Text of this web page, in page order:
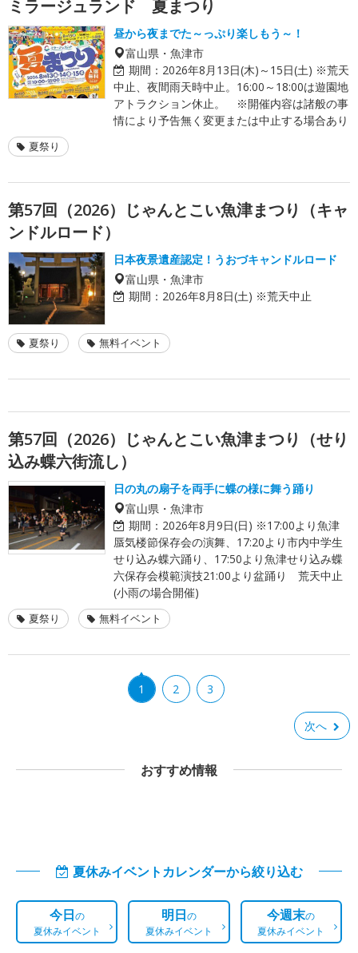
ミラージュランド 夏まつり
昼から夜までた～っぷり楽しもう～！
富山県・魚津市
期間： 2026年8月13日(木)～15日(土) ※荒天
中止、夜間雨天時中止。16:00～18:00は遊園地
アトラクション休止。 ※開催内容は諸般の事
情により予告無く変更または中止する場合あり
夏祭り
第57回（2026）じゃんとこい魚津まつり（キャ
ンドルロード）
日本夜景遺産認定！うおづキャンドルロード
富山県・魚津市
期間： 2026年8月8日(土) ※荒天中止
夏祭り 無料イベント
第57回（2026）じゃんとこい魚津まつり（せり
込み蝶六街流し）
日の丸の扇子を両手に蝶の様に舞う踊り
富山県・魚津市
期間： 2026年8月9日(日) ※17:00より魚津
蜃気楼節保存会の演舞、17:20より市内中学生
せり込み蝶六踊り、17:50より魚津せり込み蝶
六保存会模範演技21:00より盆踊り 荒天中止
(小雨の場合開催)
夏祭り 無料イベント
1 2 3
次へ
おすすめ情報
夏休みイベントカレンダーから絞り込む
今日の
夏休みイベント
明日の
夏休みイベント
今週末の
夏休みイベント